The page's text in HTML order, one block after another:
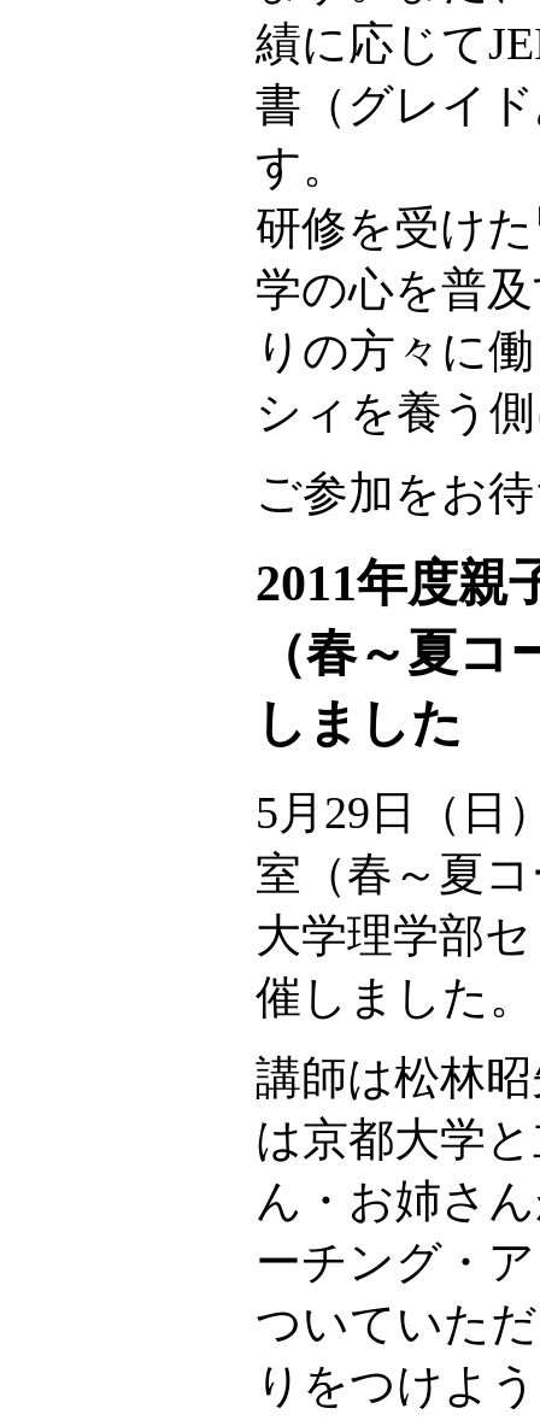
績に応じて
書（グレイ
す。
研修を受け
学の心を普
りの方々に
シィを養う
ご参加をお
2011年度親
（春～夏
しました
5月29日（日
室（春～夏
大学理学部
催しました。
講師は松林
は京都大学
ん・お姉さ
ーチング・
ついていた
りをつけよ